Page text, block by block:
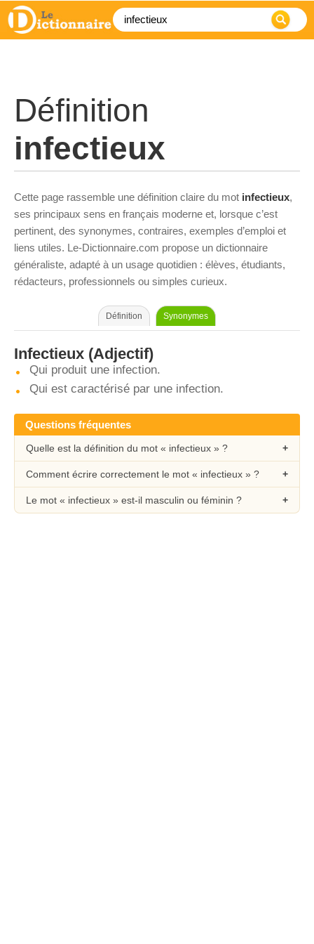
Définition
infectieux
Cette page rassemble une définition claire du mot infectieux,
ses principaux sens en français moderne et, lorsque c’est
pertinent, des synonymes, contraires, exemples d’emploi et
liens utiles. Le-Dictionnaire.com propose un dictionnaire
généraliste, adapté à un usage quotidien : élèves, étudiants,
rédacteurs, professionnels ou simples curieux.
Définition Synonymes
Infectieux (Adjectif)
Qui produit une infection.
Qui est caractérisé par une infection.
Questions fréquentes
Quelle est la définition du mot « infectieux » ?
Comment écrire correctement le mot « infectieux » ?
Le mot « infectieux » est-il masculin ou féminin ?